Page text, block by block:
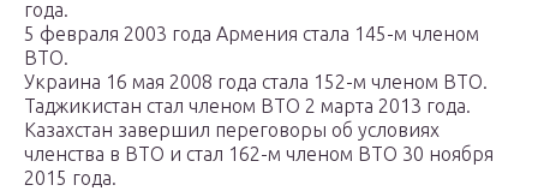
года.
5 февраля 2003 года Армения стала 145-м членом
ВТО.
Украина 16 мая 2008 года стала 152-м членом ВТО.
Таджикистан стал членом ВТО 2 марта 2013 года.
Казахстан завершил переговоры об условиях
членства в ВТО и стал 162-м членом ВТО 30 ноября
2015 года.